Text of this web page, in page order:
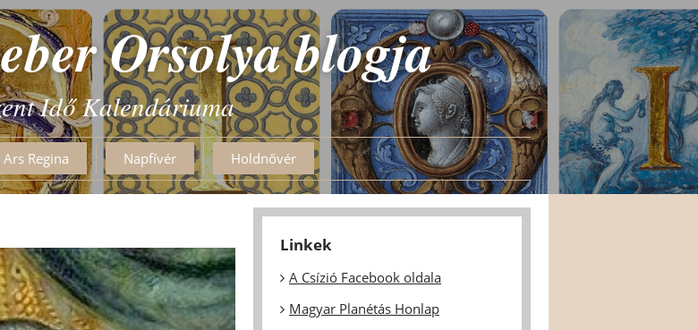
Orsolya blogja
Idő Kalendáriuma
Ars Regina Napfívér Holdnővér
Linkek
A Csízió Facebook oldala
Magyar Planétás Honlap